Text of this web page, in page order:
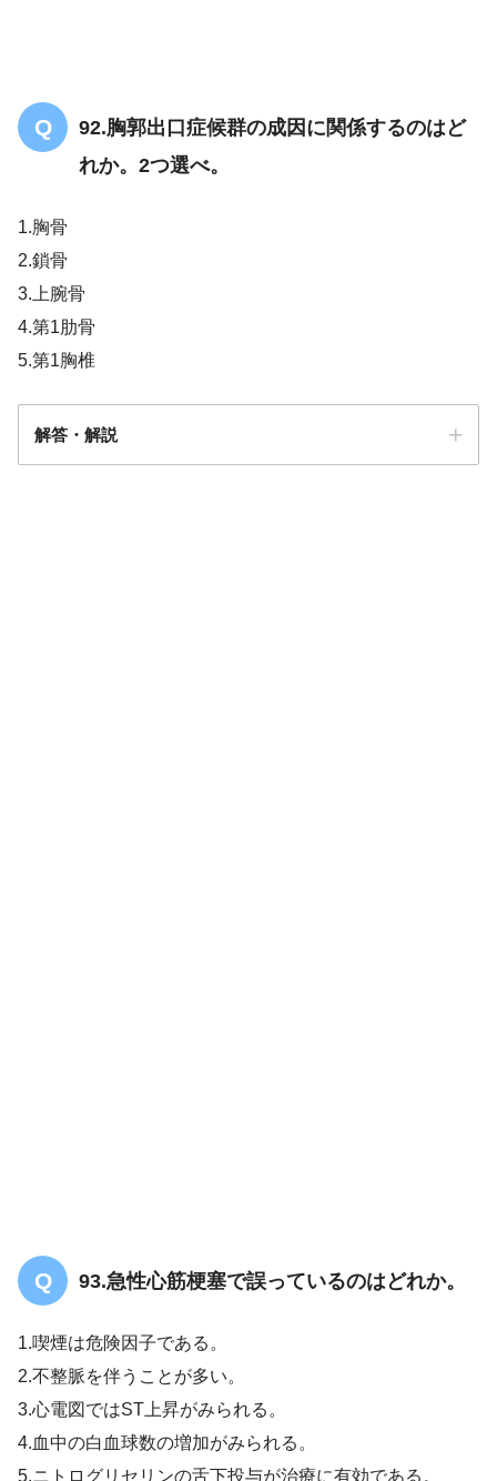
92.胸郭出口症候群の成因に関係するのはど
れか。2つ選べ。
1.胸骨
2.鎖骨
3.上腕骨
4.第1肋骨
5.第1胸椎
解答・解説
93.急性心筋梗塞で誤っているのはどれか。
1.喫煙は危険因子である。
2.不整脈を伴うことが多い。
3.心電図ではST上昇がみられる。
4.血中の白血球数の増加がみられる。
5.ニトログリセリンの舌下投与が治療に有効である。